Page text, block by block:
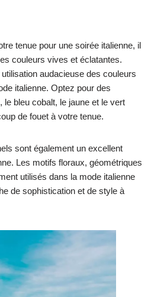
tenue pour une soirée italienne, il
couleurs vives et éclatantes.
audacieuse des couleurs
italienne. Optez pour des
le bleu cobalt, le jaune et le vert
de fouet à votre tenue.
sont également un excellent
Les motifs floraux, géométriques
utilisés dans la mode italienne
de sophistication et de style à